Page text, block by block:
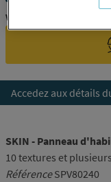
Vous êtes un professionnel ?
Accedez aux détails
SKIN - Panneau
10 textures et
RéférenceSPV80240